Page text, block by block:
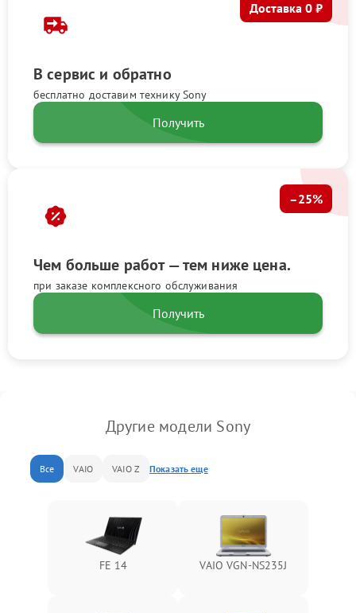
В сервис и обратно
бесплатно доставим технику Sony
Доставка 0 ₽
Получить
Чем больше работ — тем ниже цена.
при заказе комплексного обслуживания
–25%
Получить
Другие модели Sony
Все VAIO VAIO Z Показать еще
FE 14 VAIO VGN-NS235J